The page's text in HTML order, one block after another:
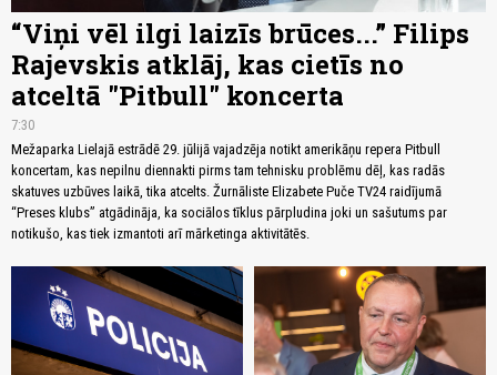
“Viņi vēl ilgi laizīs brūces...” Filips
Rajevskis atklāj, kas cietīs no
atceltā "Pitbull" koncerta
7:30
Mežaparka Lielajā estrādē 29. jūlijā vajadzēja notikt amerikāņu repera Pitbull
koncertam, kas nepilnu diennakti pirms tam tehnisku problēmu dēļ, kas radās
skatuves uzbūves laikā, tika atcelts. Žurnāliste Elizabete Puče TV24 raidījumā
“Preses klubs” atgādināja, ka sociālos tīklus pārpludina joki un sašutums par
notikušo, kas tiek izmantoti arī mārketinga aktivitātēs.